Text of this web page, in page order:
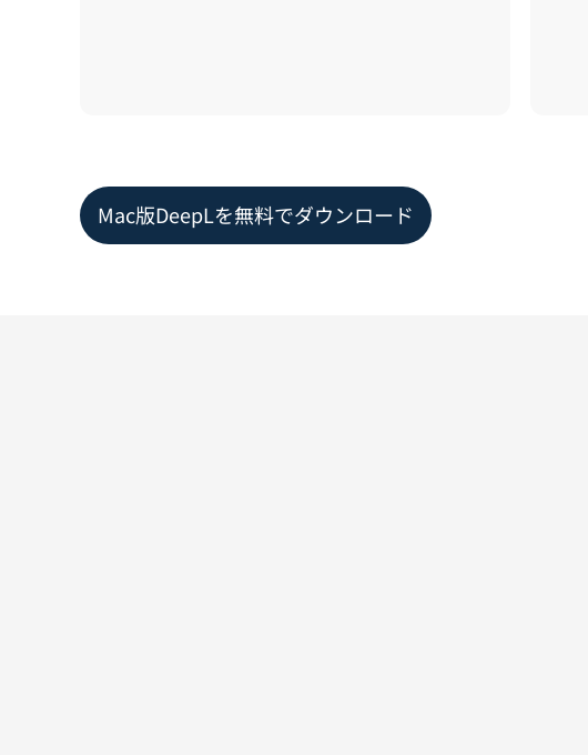
Mac版DeepLを無料でダウンロード